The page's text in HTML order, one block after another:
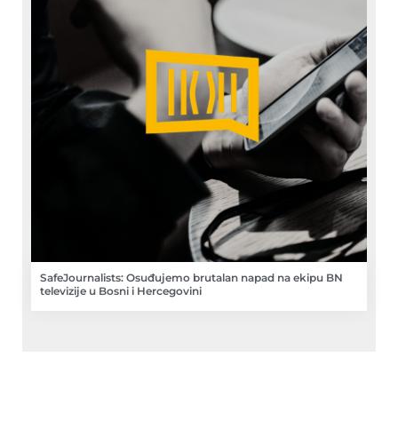
SafeJournalists: Osuđujemo brutalan napad na ekipu BN
televizije u Bosni i Hercegovini